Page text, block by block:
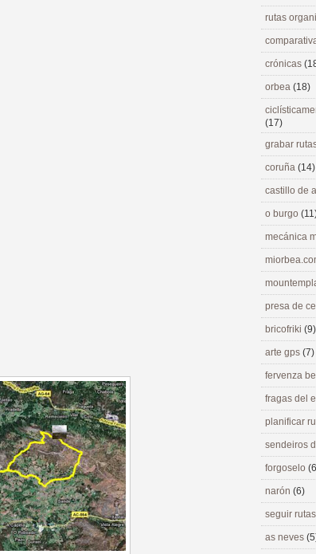
rutas
crónicas
orbea (18)
(17)
grabar
coruña (14)
castillo de
o burgo
mecánica
presa de
bricofriki (9)
arte gps (7)
fervenza
fragas del
planificar
sendeiros
forgoselo
narón (6)
seguir
as neves